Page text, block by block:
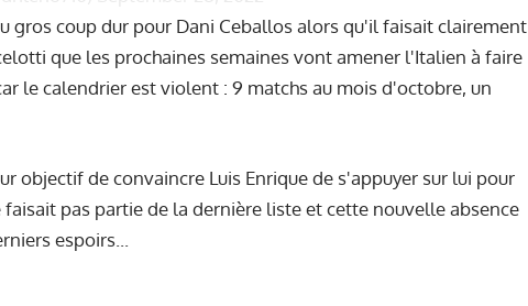
gros coup dur pour Dani Ceballos alors qu'il faisait clairement
que les prochaines semaines vont amener l'Italien à faire
le calendrier est violent : 9 matchs au mois d'octobre, un
objectif de convaincre Luis Enrique de s'appuyer sur lui pour
pas partie de la dernière liste et cette nouvelle absence
espoirs...